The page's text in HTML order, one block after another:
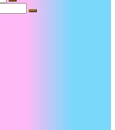
Suche
Suche